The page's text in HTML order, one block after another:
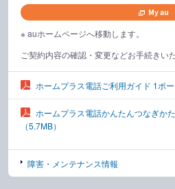
My au
※ auホームページへ移動します。
ご契約内容の確認・変更などお手続きい
ホームプラス電話ご利用ガイド 1ポ
ホームプラス電話かんたんつなぎか
（5.7MB）
障害・メンテナンス情報